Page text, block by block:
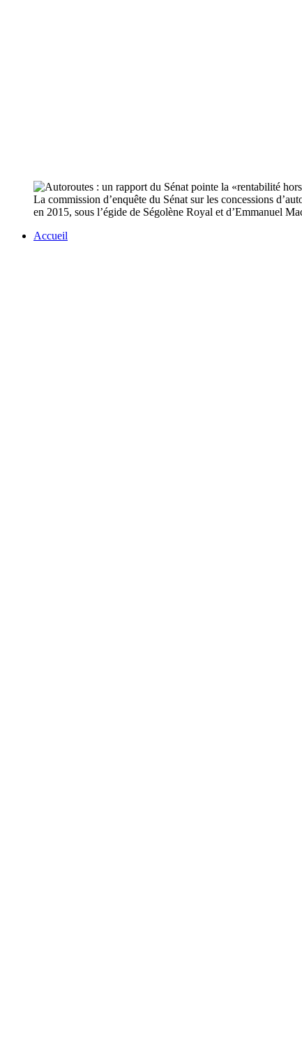
La commission d’enquête du Sénat sur les concessions
en 2015, sous l’égide de Ségolène Royal et d’Emmanuel
Accueil